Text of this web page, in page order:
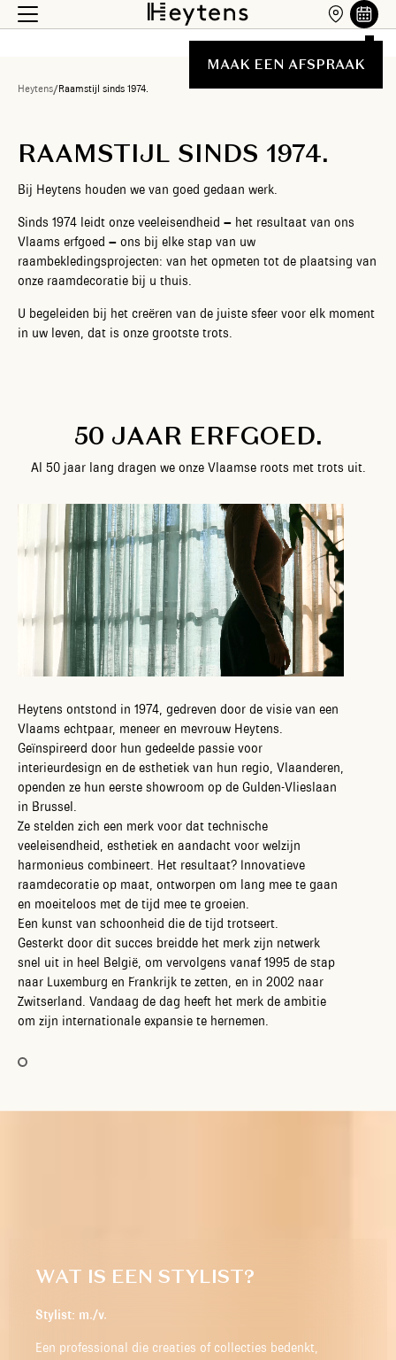
MAAK EEN AFSPRAAK
Heytens/Raamstijl sinds 1974.
RAAMSTIJL SINDS 1974.
Bij Heytens houden we van goed gedaan werk.
Sinds 1974 leidt onze veeleisendheid – het resultaat van ons
Vlaams erfgoed – ons bij elke stap van uw
raambekledingsprojecten: van het opmeten tot de plaatsing van
onze raamdecoratie bij u thuis.
U begeleiden bij het creëren van de juiste sfeer voor elk moment
in uw leven, dat is onze grootste trots.
50 JAAR ERFGOED.
Al 50 jaar lang dragen we onze Vlaamse roots met trots uit.
Heytens ontstond in 1974, gedreven door de visie van een
Vlaams echtpaar, meneer en mevrouw Heytens.
Geïnspireerd door hun gedeelde passie voor
interieurdesign en de esthetiek van hun regio, Vlaanderen,
openden ze hun eerste showroom op de Gulden-Vlieslaan
in Brussel.
Ze stelden zich een merk voor dat technische
veeleisendheid, esthetiek en aandacht voor welzijn
harmonieus combineert. Het resultaat? Innovatieve
raamdecoratie op maat, ontworpen om lang mee te gaan
en moeiteloos met de tijd mee te groeien.
Een kunst van schoonheid die de tijd trotseert.
Gesterkt door dit succes breidde het merk zijn netwerk
snel uit in heel België, om vervolgens vanaf 1995 de stap
naar Luxemburg en Frankrijk te zetten, en in 2002 naar
Zwitserland. Vandaag de dag heeft het merk de ambitie
om zijn internationale expansie te hernemen.
WAT IS EEN STYLIST?
Stylist: m./v.
Een professional die creaties of collecties bedenkt,